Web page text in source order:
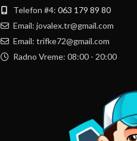
Telefon #4: 063 179 89 80
Email: jovalex.tr@gmail.com
Email: trifke72@gmail.com
Radno Vreme: 08:00 - 20:00